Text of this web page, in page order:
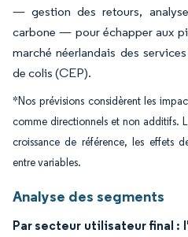
— gestion des retours,
carbone — pour échapper aux
marché néerlandais des
de colis (CEP).
*Nos prévisions considèrent les
comme directionnels et non additifs.
croissance de référence, les effets
entre variables.
Analyse des segments
Par secteur utilisateur final